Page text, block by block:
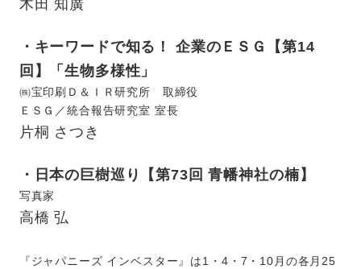
木田 知廣
・キーワードで知る！ 企業のＥＳＧ【第14
回】「生物多様性」
㈱宝印刷Ｄ＆ＩＲ研究所 取締役
ＥＳＧ／統合報告研究室 室長
片桐 さつき
・日本の巨樹巡り【第73回 青幡神社の楠】
写真家
高橋 弘
『ジャパニーズ インベスター』は1・4・7・10月の各月25